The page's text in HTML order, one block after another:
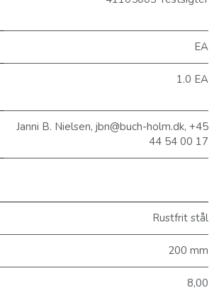
EA
1.0 EA
Janni B. Nielsen, jbn@buch-holm.dk, +45
44 54 00 17
Rustfrit stål
200 mm
8,00